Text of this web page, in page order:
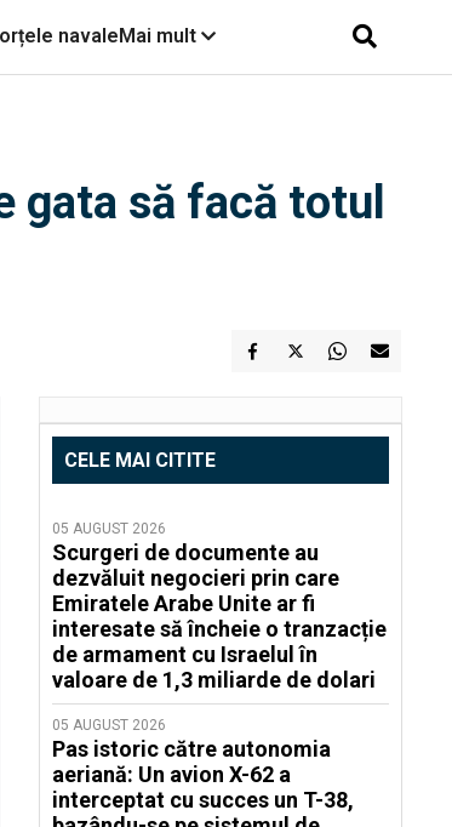
navaleMai mult
gata să facă totul
CELE MAI CITITE
05 AUGUST 2026
Scurgeri de documente au
dezvăluit negocieri prin care
Emiratele Arabe Unite ar fi
interesate să încheie o tranzacție
de armament cu Israelul în
valoare de 1,3 miliarde de dolari
05 AUGUST 2026
Pas istoric către autonomia
aeriană: Un avion X-62 a
interceptat cu succes un T-38,